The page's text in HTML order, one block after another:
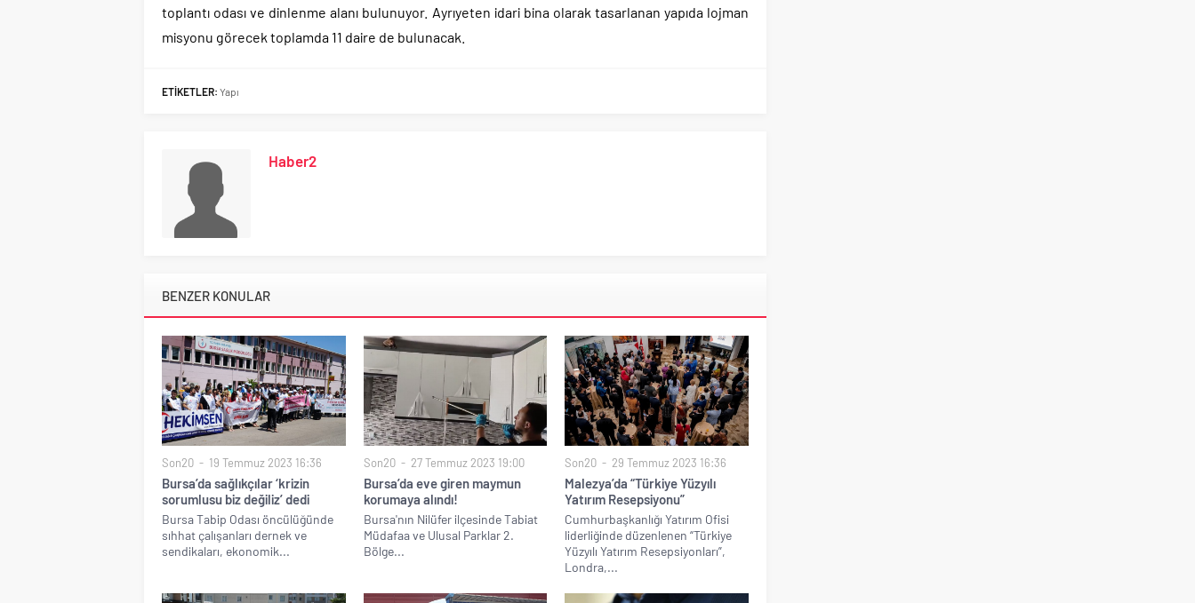
toplantı odası ve dinlenme alanı bulunuyor. Ayrıyeten idari bina olarak tasarlanan yapıda lojman
misyonu görecek toplamda 11 daire de bulunacak.
ETİKETLER: Yapı
Haber2
BENZER KONULAR
Son20 19 Temmuz 2023 16:36
Bursa’da sağlıkçılar ‘krizin
sorumlusu biz değiliz’ dedi
Bursa Tabip Odası öncülüğünde
sıhhat çalışanları dernek ve
sendikaları, ekonomik...
Son20 27 Temmuz 2023 19:00
Bursa’da eve giren maymun
korumaya alındı!
Bursa'nın Nilüfer ilçesinde Tabiat
Müdafaa ve Ulusal Parklar 2.
Bölge...
Son20 29 Temmuz 2023 16:36
Malezya’da “Türkiye Yüzyılı
Yatırım Resepsiyonu”
Cumhurbaşkanlığı Yatırım Ofisi
liderliğinde düzenlenen “Türkiye
Yüzyılı Yatırım Resepsiyonları”,
Londra,...